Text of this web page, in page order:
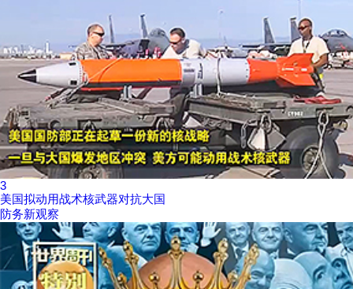
3
美国拟动用战术核武器对抗大国
防务新观察